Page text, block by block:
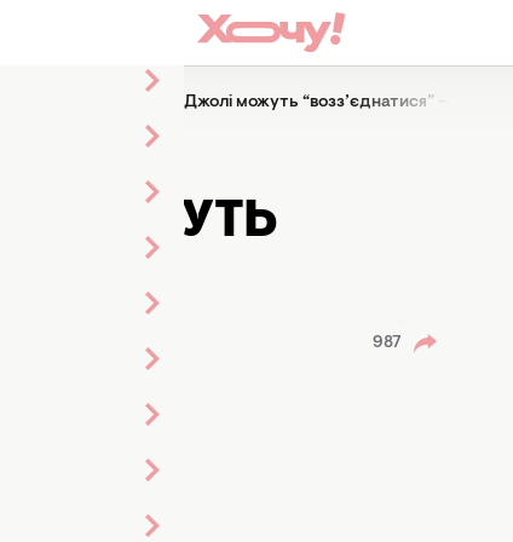
Пітт та Анджеліна Джолі можуть “возз’єднатися” – ЗМІ
ТА
МОЖУТЬ
ЗМІ
987